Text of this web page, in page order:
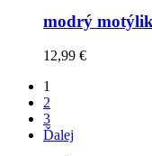
modrý
12,99 €
1
2
3
Ďalej